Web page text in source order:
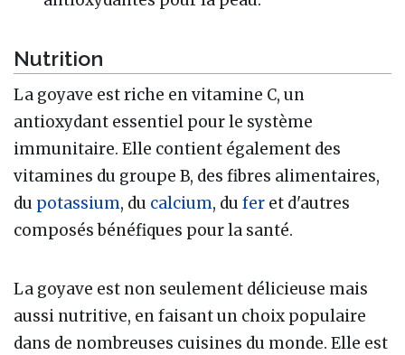
Nutrition
La goyave est riche en vitamine C, un
antioxydant essentiel pour le système
immunitaire. Elle contient également des
vitamines du groupe B, des fibres alimentaires,
du potassium, du calcium, du fer et d'autres
composés bénéfiques pour la santé.
La goyave est non seulement délicieuse mais
aussi nutritive, en faisant un choix populaire
dans de nombreuses cuisines du monde. Elle est